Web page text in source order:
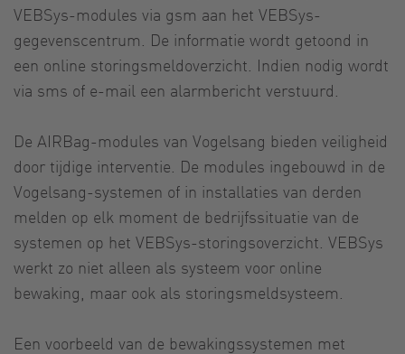
VEBSys-modules via gsm aan het VEBSys-
gegevenscentrum. De informatie wordt getoond in
een online storingsmeldoverzicht. Indien nodig wordt
via sms of e-mail een alarmbericht verstuurd.
De AIRBag-modules van Vogelsang bieden veiligheid
door tijdige interventie. De modules ingebouwd in de
Vogelsang-systemen of in installaties van derden
melden op elk moment de bedrijfssituatie van de
systemen op het VEBSys-storingsoverzicht. VEBSys
werkt zo niet alleen als systeem voor online
bewaking, maar ook als storingsmeldsysteem.
Een voorbeeld van de bewakingssystemen met